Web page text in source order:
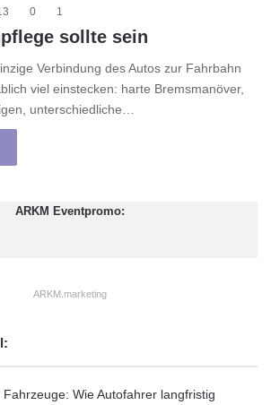
0 1
sollte sein
Verbindung des Autos zur Fahrbahn
viel einstecken: harte Bremsmanöver,
unterschiedliche…
ARKM Eventpromo:
ARKM.marketing
Wie Autofahrer langfristig